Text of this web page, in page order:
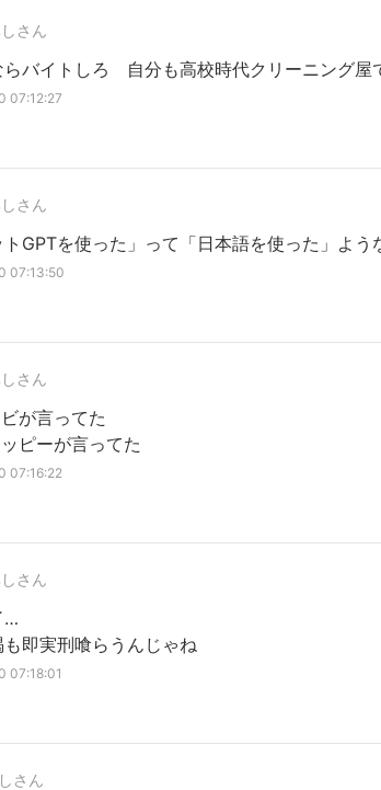
さん
らバイトしろ 自分も高校時代クリーニング屋
07:12:27
さん
トGPTを使った」って「日本語を使った」よ
07:13:50
さん
が言ってた
ピーが言ってた
07:16:22
さん
…
即実刑喰らうんじゃね
07:18:01
さん